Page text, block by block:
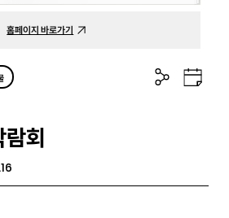
홈페이지 바로가기
공
유
구
글
회